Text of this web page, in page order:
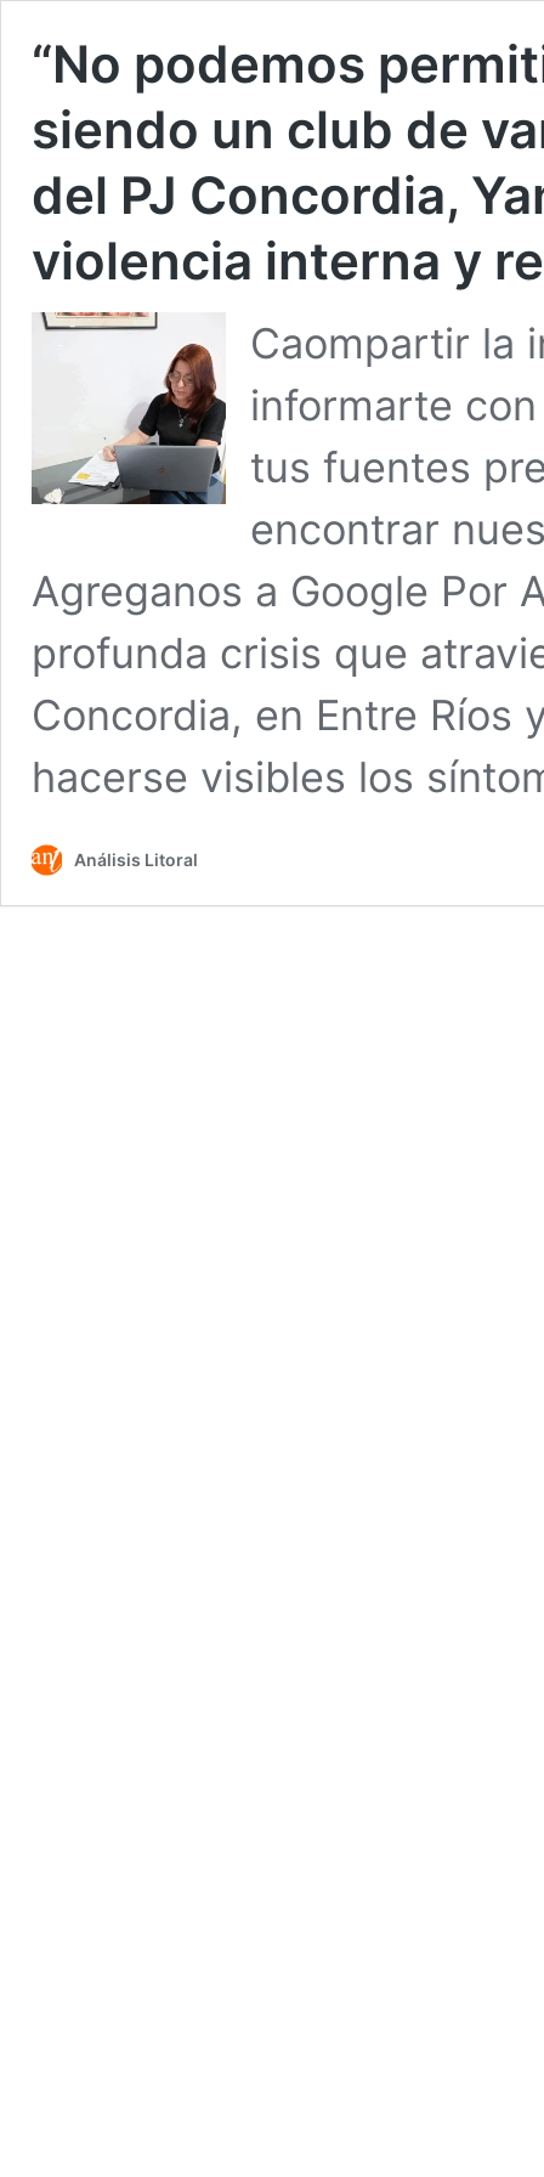
“No podemos
siendo un club de
del PJ Concordia,
violencia interna y
Caompartir la
informarte
tus fuentes
encontrar
Agreganos a Google Por
profunda crisis que
Concordia, en Entre
hacerse visibles los
Análisis Litoral